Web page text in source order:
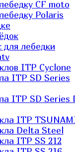
СF moto
Polaris
для лебедки
ITP Cyclone
ITP SD Series
ITP SD Series
ITP
Delta Steel
ITP SS 212